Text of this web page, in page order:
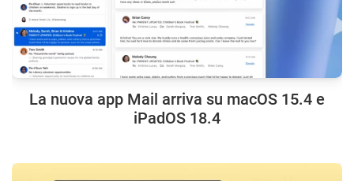
La nuova app Mail arriva su macOS 15.4 e
iPadOS 18.4